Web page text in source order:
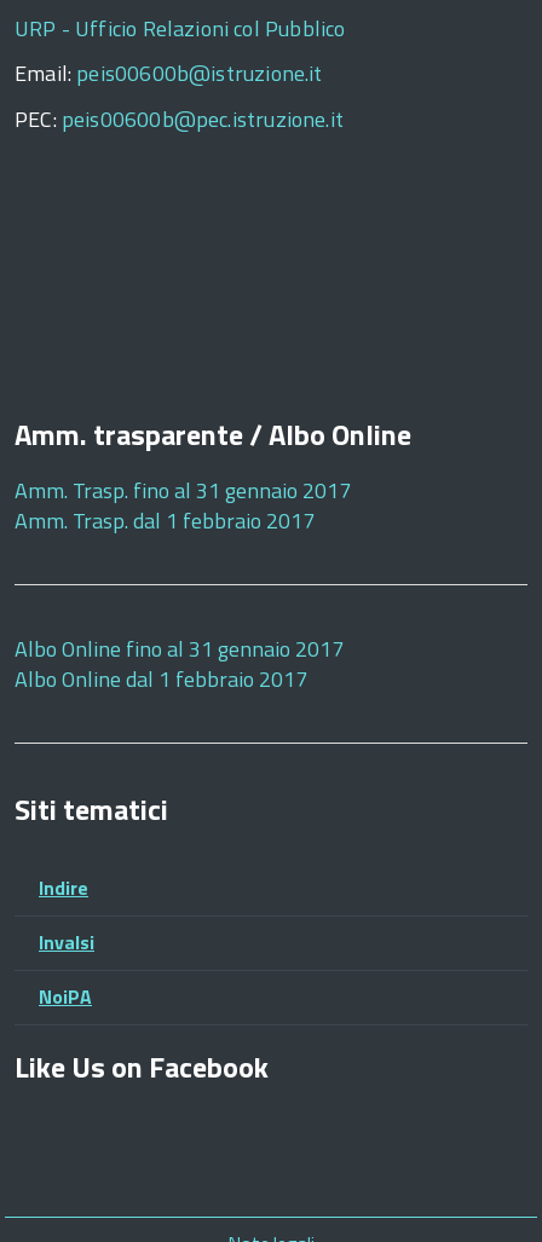
URP - Ufficio Relazioni col Pubblico
Email: peis00600b@istruzione.it
PEC: peis00600b@pec.istruzione.it
Amm. trasparente / Albo Online
Amm. Trasp. fino al 31 gennaio 2017
Amm. Trasp. dal 1 febbraio 2017
Albo Online fino al 31 gennaio 2017
Albo Online dal 1 febbraio 2017
Siti tematici
Indire
Invalsi
NoiPA
Like Us on Facebook
Piè